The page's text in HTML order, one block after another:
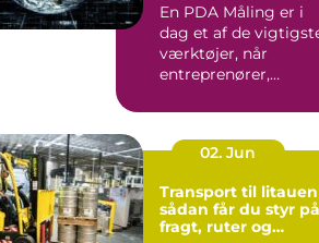
En PDA Måling er i
dag et af de
værktøjer, når
entreprenører,
rådgivere vil d...
02. Jun
Transport til litauen
sådan får du styr på
fragt, ruter og